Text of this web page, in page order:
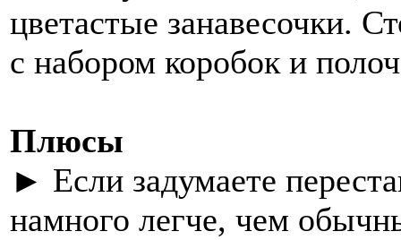
цветастые занавесочки.
с набором коробок и
Плюсы
► Если задумаете
намного легче, чем